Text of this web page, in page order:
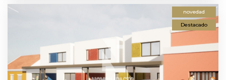
novedad
Destacado